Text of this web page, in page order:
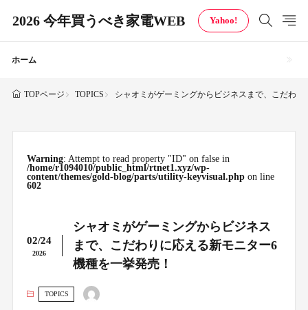
2026 今年買うべき家電WEB Yahoo!
ホーム
TOPページ TOPICS シャオミがゲーミングからビジネスまで、こだわ
Warning: Attempt to read property "ID" on false in
/home/r1094010/public_html/rtnet1.xyz/wp-
content/themes/gold-blog/parts/utility-keyvisual.phpon line
602
02/24
2026
シャオミがゲーミングからビジネス
まで、こだわりに応える新モニター6
機種を一挙発売！
TOPICS